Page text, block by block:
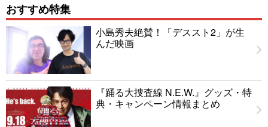
おすすめ特集
小島秀夫絶賛！「デススト2」が生
んだ映画
『踊る大捜査線 N.E.W.』グッズ・特
典・キャンペーン情報まとめ